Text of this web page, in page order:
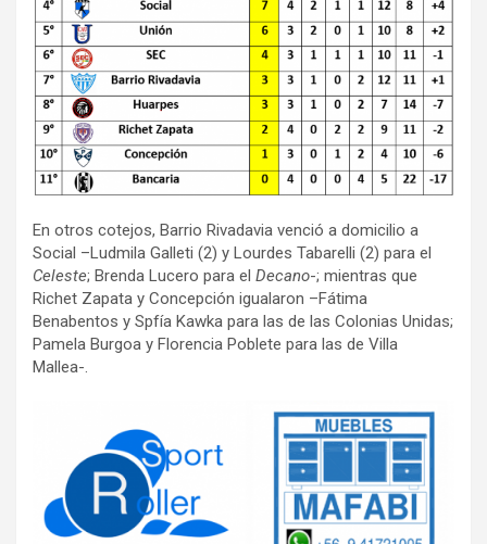
En otros cotejos, Barrio Rivadavia venció a domicilio a
Social –Ludmila Galleti (2) y Lourdes Tabarelli (2) para el
Celeste; Brenda Lucero para el Decano-; mientras que
Richet Zapata y Concepción igualaron –Fátima
Benabentos y Spfía Kawka para las de las Colonias Unidas;
Pamela Burgoa y Florencia Poblete para las de Villa
Mallea-.